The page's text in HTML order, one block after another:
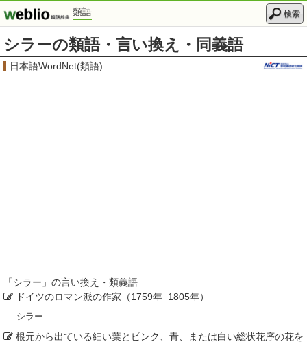
類語 検索
シラーの類語・言い換え・同義語
日本語WordNet(類語)
「シラー 」の言い換え・類義語
ドイツのロマン派の作家 （1759年−1805年）
シラー
根元から出ている細い葉と ピンク 、青、または白い総状花序の花を